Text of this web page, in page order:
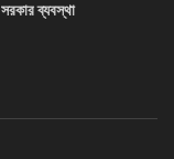
ব্যবস্থা